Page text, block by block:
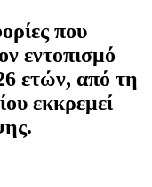
που
εντοπισμό
ετών, από τη
εκκρεμεί